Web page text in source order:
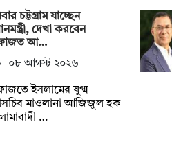
চট্টগ্রাম যাচ্ছেন
দেখা করবেন
আ…
০৮ আগস্ট ২০২৬
ইসলামের যুগ্ম
মাওলানা আজিজুল হক
…